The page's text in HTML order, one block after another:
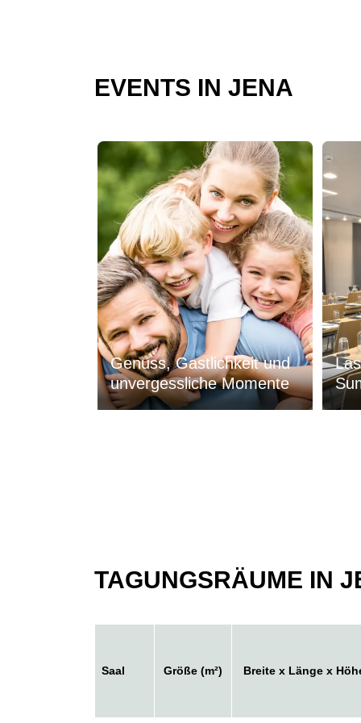
EVENTS IN JENA
Dia 1 von 1
Genuss, Gastlichkeit und
unvergessliche Momente
TAGUNGSRÄUME IN
Saal Größe (m²) Breite x Länge x